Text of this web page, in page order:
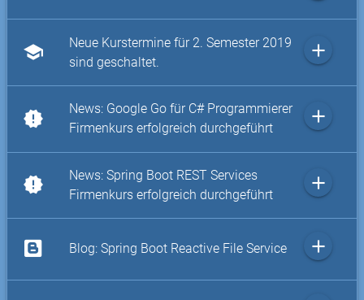
school
Neue Kurstermine für 2. Semester 2019
sind geschaltet.
add
new_releases
News: Google Go für C# Programmierer
Firmenkurs erfolgreich durchgeführt
add
new_releases
News: Spring Boot REST Services
Firmenkurs erfolgreich durchgeführt
add
Blog: Spring Boot Reactive File Service add